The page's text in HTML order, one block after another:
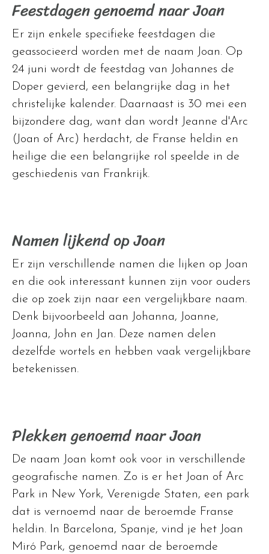
Feestdagen genoemd naar Joan
Er zijn enkele specifieke feestdagen die
geassocieerd worden met de naam Joan. Op
24 juni wordt de feestdag van Johannes de
Doper gevierd, een belangrijke dag in het
christelijke kalender. Daarnaast is 30 mei een
bijzondere dag, want dan wordt Jeanne d'Arc
(Joan of Arc) herdacht, de Franse heldin en
heilige die een belangrijke rol speelde in de
geschiedenis van Frankrijk.
Namen lijkend op Joan
Er zijn verschillende namen die lijken op Joan
en die ook interessant kunnen zijn voor ouders
die op zoek zijn naar een vergelijkbare naam.
Denk bijvoorbeeld aan Johanna, Joanne,
Joanna, John en Jan. Deze namen delen
dezelfde wortels en hebben vaak vergelijkbare
betekenissen.
Plekken genoemd naar Joan
De naam Joan komt ook voor in verschillende
geografische namen. Zo is er het Joan of Arc
Park in New York, Verenigde Staten, een park
dat is vernoemd naar de beroemde Franse
heldin. In Barcelona, Spanje, vind je het Joan
Miró Park, genoemd naar de beroemde